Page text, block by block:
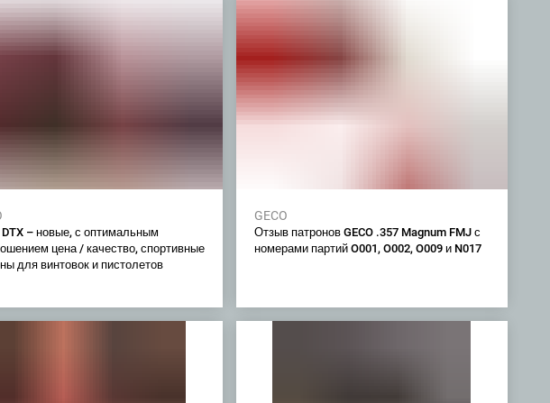
DTX – новые, с оптимальным
цена / качество, спортивные
для винтовок и пистолетов
GECO
Отзыв патронов GECO .357 Magnum FMJ с
номерами партий O001, O002, O009 и N017